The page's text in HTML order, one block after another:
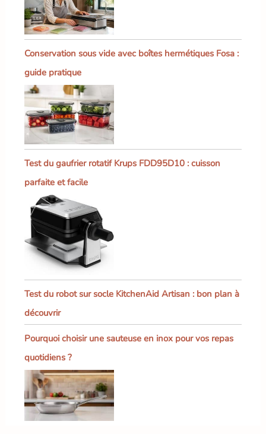
Conservation sous vide avec boîtes hermétiques Fosa :
guide pratique
Test du gaufrier rotatif Krups FDD95D10 : cuisson
parfaite et facile
Test du robot sur socle KitchenAid Artisan : bon plan à
découvrir
Pourquoi choisir une sauteuse en inox pour vos repas
quotidiens ?